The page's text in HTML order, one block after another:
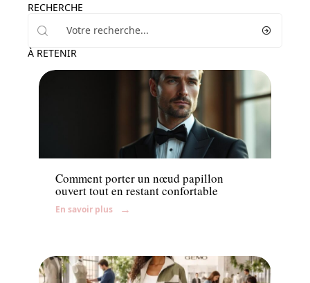
RECHERCHE
À RETENIR
Comment porter un nœud papillon
ouvert tout en restant confortable
En savoir plus